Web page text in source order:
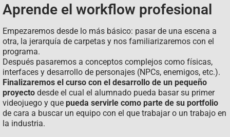
Aprende el workflow profesional
Empezaremos desde lo más básico: pasar de una escena a
otra, la jerarquía de carpetas y nos familiarizaremos con el
programa.
Después pasaremos a conceptos complejos como físicas,
interfaces y desarrollo de personajes (NPCs, enemigos, etc.).
Finalizaremos el curso con el desarrollo de un pequeño
proyecto desde el cual el alumnado pueda basar su primer
videojuego y que pueda servirle como parte de su portfolio
de cara a buscar un equipo con el que trabajar o un trabajo en
la industria.